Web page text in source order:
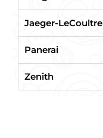
Jaeger-LeCoultre
Panerai
Zenith